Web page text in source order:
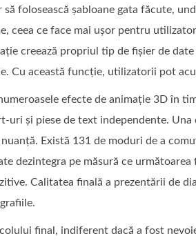
folosească șabloane gata făcute,
ceea ce face mai ușor pentru
creează propriul tip de fișier de
Cu această funcție, utilizatorii pot
efecte de animație 3D în
uri și piese de text independente.
Există 131 de moduri de a
dezintegra pe măsură ce
Calitatea finală a prezentării de
final, indiferent dacă a fost